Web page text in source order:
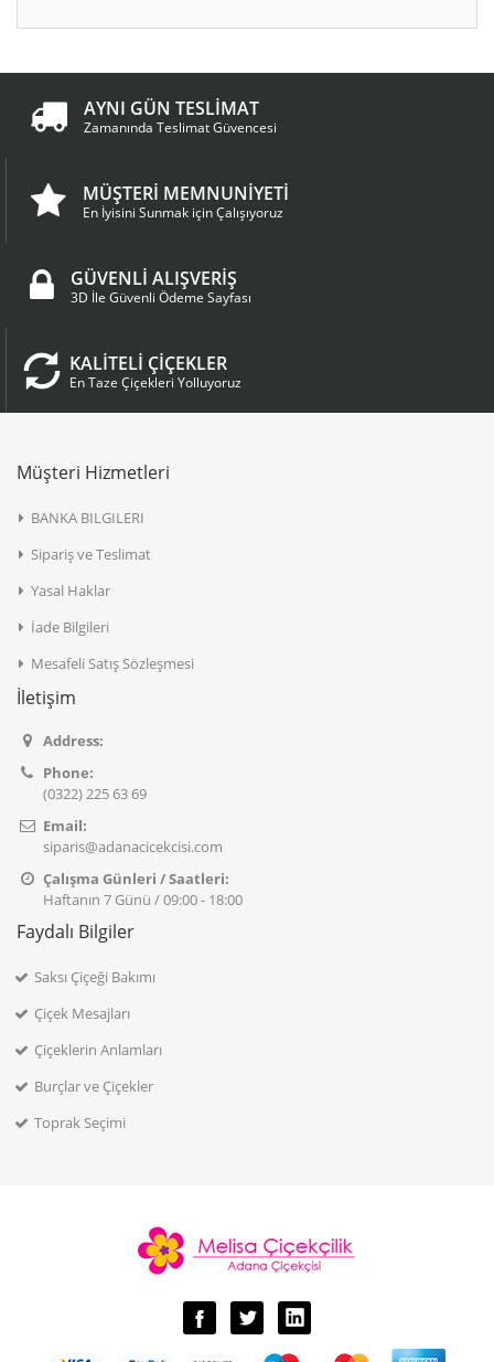
AYNI GÜN TESLİMAT
Zamanında Teslimat Güvencesi
MÜŞTERİ MEMNUNİYETİ
En İyisini Sunmak için Çalışıyoruz
GÜVENLİ ALIŞVERİŞ
3D İle Güvenli Ödeme Sayfası
KALİTELİ ÇİÇEKLER
En Taze Çiçekleri Yolluyoruz
Müşteri Hizmetleri
BANKA BILGILERI
Sipariş ve Teslimat
Yasal Haklar
İade Bilgileri
Mesafeli Satış Sözleşmesi
İletişim
Address:
Phone:
(0322) 225 63 69
Email:
siparis@adanacicekcisi.com
Çalışma Günleri / Saatleri:
Haftanın 7 Günü / 09:00 - 18:00
Faydalı Bilgiler
Saksı Çiçeği Bakımı
Çiçek Mesajları
Çiçeklerin Anlamları
Burçlar ve Çiçekler
Toprak Seçimi